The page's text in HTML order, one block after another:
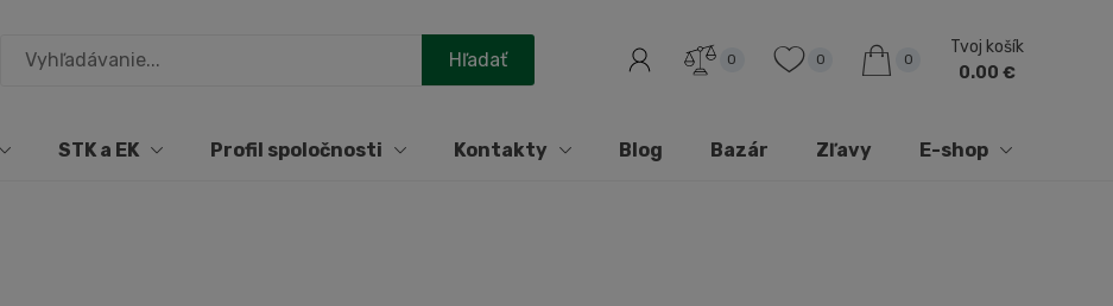
0 0 0
Tvoj košík
0.00 €
STK a EK Profil spoločnosti Kontakty Blog Bazár Zľavy E-shop